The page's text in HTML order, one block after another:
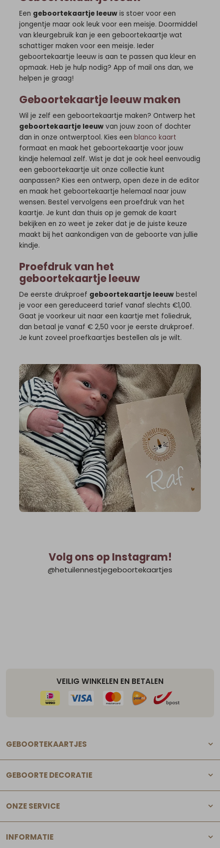
Een geboortekaartje leeuw is stoer voor een
jongentje maar ook leuk voor een meisje. Doormiddel
van kleurgebruik kan je een geboortekaartje wat
schattiger maken voor een meisje. Ieder
geboortekaartje leeuw is aan te passen qua kleur en
opmaak. Heb je hulp nodig? App of mail ons dan, we
helpen je graag!
Geboortekaartje leeuw maken
Wil je zelf een geboortekaartje maken? Ontwerp het
geboortekaartje leeuw van jouw zoon of dochter
dan in onze ontwerptool. Kies een blanco kaart
formaat en maak het geboortekaartje voor jouw
kindje helemaal zelf. Wist je dat je ook heel eenvoudig
een geboortekaartje uit onze collectie kunt
aanpassen? Kies een ontwerp, open deze in de editor
en maak het geboortekaartje helemaal naar jouw
wensen. Bestel vervolgens een proefdruk van het
kaartje. Je kunt dan thuis op je gemak de kaart
bekijken en zo weet je zeker dat je de juiste keuze
maakt bij het aankondigen van de geboorte van jullie
kindje.
Proefdruk van het
geboortekaartje leeuw
De eerste drukproef geboortekaartje leeuw bestel
je voor een gereduceerd tarief vanaf slechts €1,00.
Gaat je voorkeur uit naar een kaartje met foliedruk,
dan betaal je vanaf € 2,50 voor je eerste drukproef.
Je kunt zoveel proefkaartjes bestellen als je wilt.
Volg ons op Instagram!
@hetuilennestjegeboortekaartjes
VEILIG WINKELEN EN BETALEN
GEBOORTEKAARTJES
GEBOORTE DECORATIE
ONZE SERVICE
INFORMATIE